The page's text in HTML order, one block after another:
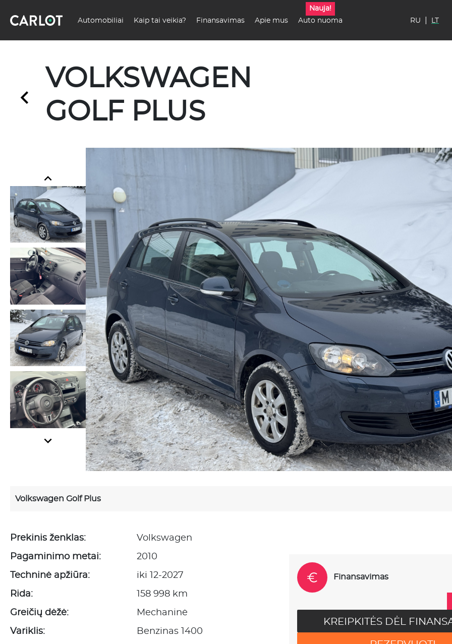
Automobiliai Kaip tai veikia? Finansavimas Apie mus Auto nuoma
Nauja!
RU
LT
VOLKSWAGEN
GOLF PLUS
Volkswagen Golf Plus
Prekinis ženklas: Volkswagen
Pagaminimo metai: 2010
Techninė apžiūra: iki 12-2027
Rida: 158 998 km
Greičių dėžė: Mechaninė
Variklis: Benzinas 1400
Finansavimas
KREIPKITĖS DĖL